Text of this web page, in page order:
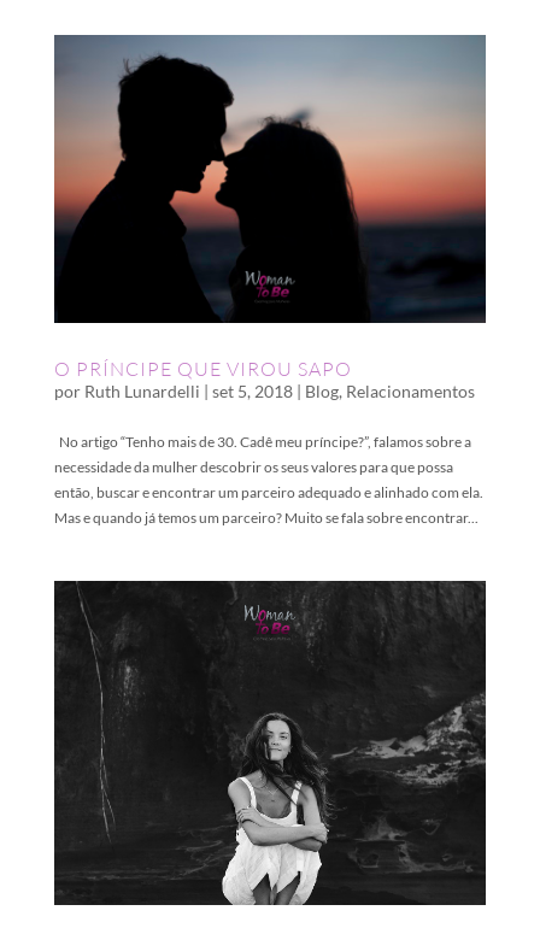
O PRÍNCIPE QUE VIROU SAPO
por Ruth Lunardelli | set 5, 2018| Blog, Relacionamentos
No artigo “Tenho mais de 30. Cadê meu príncipe?”, falamos sobre a
necessidade da mulher descobrir os seus valores para que possa
então, buscar e encontrar um parceiro adequado e alinhado com ela.
Mas e quando já temos um parceiro? Muito se fala sobre encontrar...